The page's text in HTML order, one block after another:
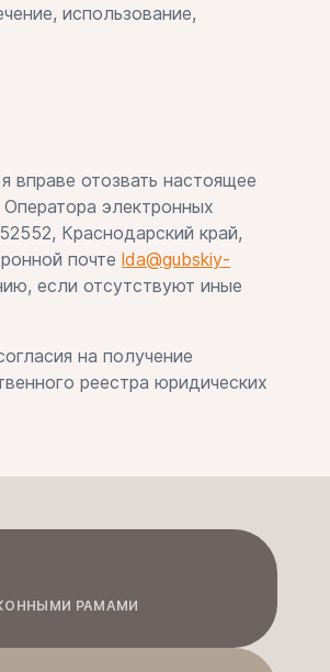
использование,
отозвать настоящее
электронных
Краснодарский край,
почте lda@gubskiy-
если отсутствуют иные
на получение
реестра юридических
РАМАМИ